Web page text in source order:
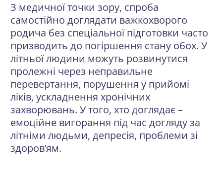
З медичної точки зору, спроба
самостійно доглядати важкохворого
родича без спеціальної підготовки часто
призводить до погіршення стану обох. У
літньої людини можуть розвинутися
пролежні через неправильне
перевертання, порушення у прийомі
ліків, ускладнення хронічних
захворювань. У того, хто доглядає –
емоційне вигорання під час догляду за
літніми людьми, депресія, проблеми зі
здоров’ям.